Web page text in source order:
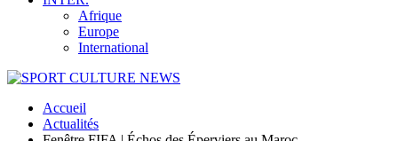
Afrique
Europe
International
Accueil
Actualités